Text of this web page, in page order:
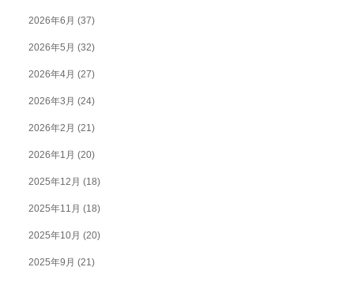
2026年6月 (37)
2026年5月 (32)
2026年4月 (27)
2026年3月 (24)
2026年2月 (21)
2026年1月 (20)
2025年12月 (18)
2025年11月 (18)
2025年10月 (20)
2025年9月 (21)